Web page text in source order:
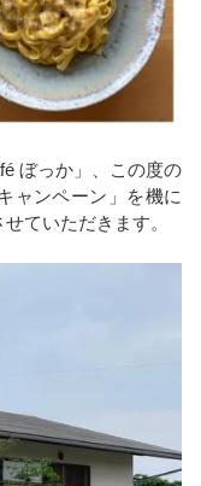
ぼっか」、この度の
ャンペーン」を機に
ていただきます。